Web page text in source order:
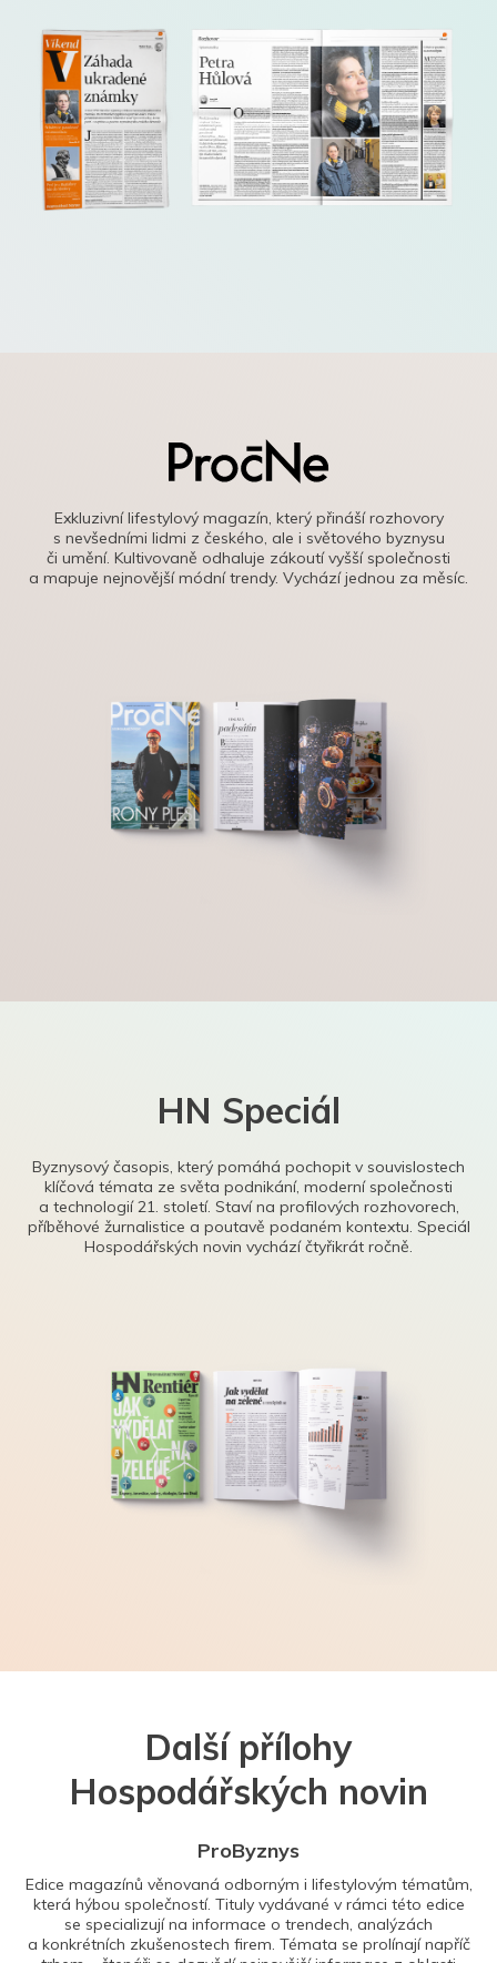
Exkluzivní lifestylový magazín, který přináší rozhovory
s nevšedními lidmi z českého, ale i světového byznysu
či umění. Kultivovaně odhaluje zákoutí vyšší společnosti
a mapuje nejnovější módní trendy. Vychází jednou za měsíc.
HN Speciál
Byznysový časopis, který pomáhá pochopit v souvislostech
klíčová témata ze světa podnikání, moderní společnosti
a technologií 21. století. Staví na profilových rozhovorech,
příběhové žurnalistice a poutavě podaném kontextu. Speciál
Hospodářských novin vychází čtyřikrát ročně.
Další přílohy
Hospodářských novin
ProByznys
Edice magazínů věnovaná odborným i lifestylovým tématům,
která hýbou společností. Tituly vydávané v rámci této edice
se specializují na informace o trendech, analýzách
a konkrétních zkušenostech firem. Témata se prolínají napříč